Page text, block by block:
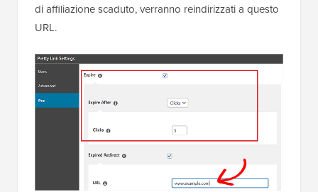
di affiliazione scaduto, verranno reindirizzati a questo
URL.